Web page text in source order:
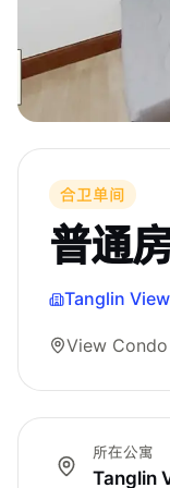
合卫单间
普通
Tanglin View
View
所在公寓
Tanglin